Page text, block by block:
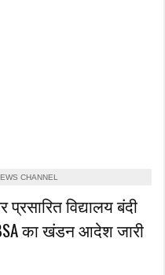
CHANNEL
विद्यालय बंदी
का खंडन आदेश जारी